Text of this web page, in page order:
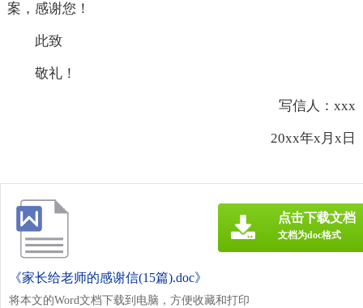
案，感谢您！
此致
敬礼！
写信人：xxx
20xx年x月x日
《家长给老师的感谢信(15篇).doc》
将本文的Word文档下载到电脑，方便收藏和打印
点击下载文档
文档为doc格式